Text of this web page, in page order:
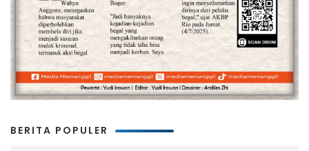
BERITA POPULER